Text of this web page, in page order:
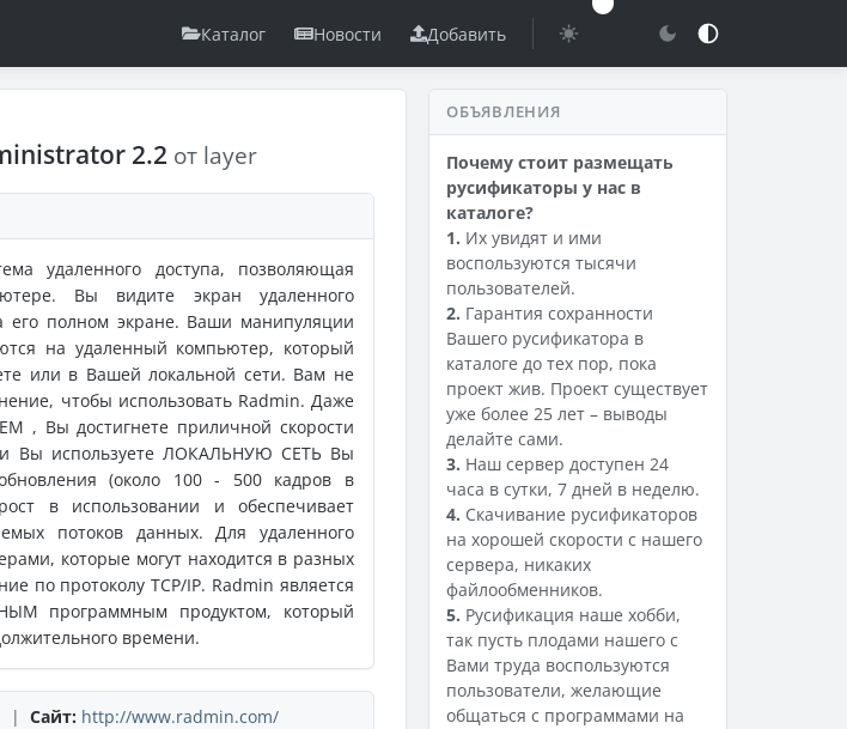
Каталог Новости Добавить
2.2 от layer
удаленного доступа, позволяющая
Вы видите экран удаленного
его полном экране. Ваши манипуляции
на удаленный компьютер, который
или в Вашей локальной сети. Вам не
чтобы использовать Radmin. Даже
, Вы достигнете приличной скорости
Вы используете ЛОКАЛЬНУЮ СЕТЬ Вы
(около 100 - 500 кадров в
в использовании и обеспечивает
потоков данных. Для удаленного
которые могут находится в разных
по протоколу TCP/IP. Radmin является
программным продуктом, который
времени.
| Сайт: http://www.radmin.com/
ОБЪЯВЛЕНИЯ
Почему стоит размещать
русификаторы у нас в
каталоге?
1. Их увидят и ими
воспользуются тысячи
пользователей.
2. Гарантия сохранности
Вашего русификатора в
каталоге до тех пор, пока
проект жив. Проект существует
уже более 25 лет – выводы
делайте сами.
3. Наш сервер доступен 24
часа в сутки, 7 дней в неделю.
4. Скачивание русификаторов
на хорошей скорости с нашего
сервера, никаких
файлообменников.
5. Русификация наше хобби,
так пусть плодами нашего с
Вами труда воспользуются
пользователи, желающие
общаться с программами на